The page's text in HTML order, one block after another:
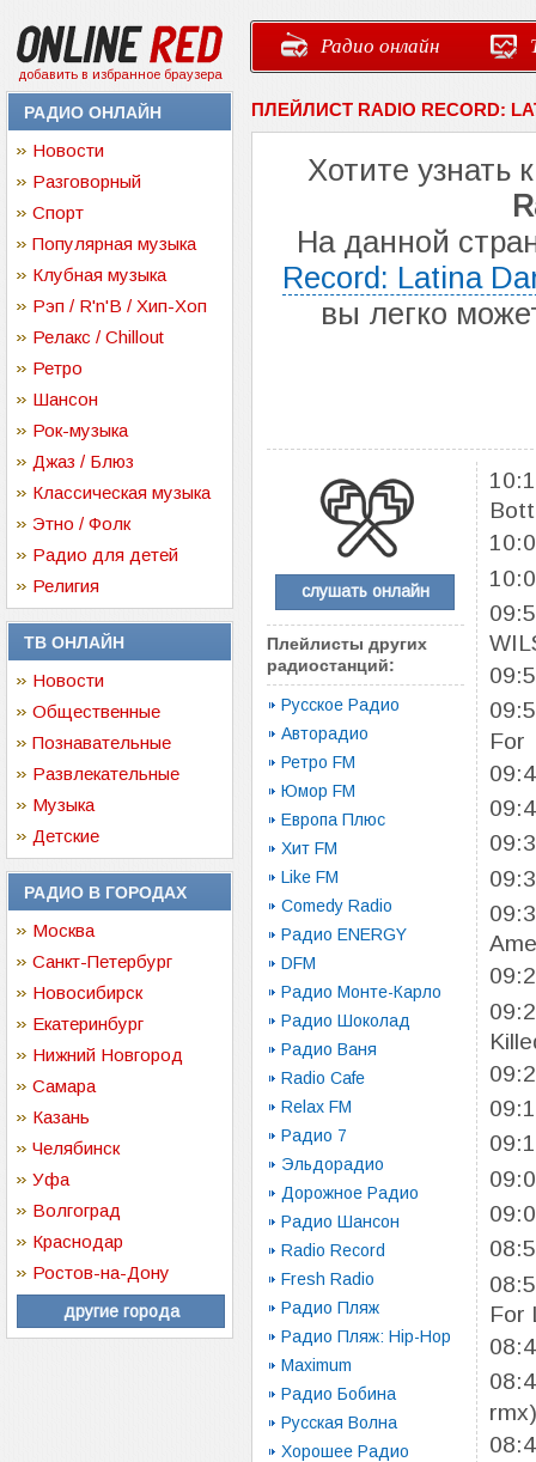
добавить в избранное браузера
Радио онлайн
РАДИО ОНЛАЙН
Новости
Разговорный
Спорт
Популярная музыка
Клубная музыка
Рэп / R'n'B / Хип-Хоп
Релакс / Chillout
Ретро
Шансон
Рок-музыка
Джаз / Блюз
Классическая музыка
Этно / Фолк
Радио для детей
Религия
ТВ ОНЛАЙН
Новости
Общественные
Познавательные
Развлекательные
Музыка
Детские
РАДИО В ГОРОДАХ
Москва
Санкт-Петербург
Новосибирск
Екатеринбург
Нижний Новгород
Самара
Казань
Челябинск
Уфа
Волгоград
Краснодар
Ростов-на-Дону
другие города
ПЛЕЙЛИСТ RADIO RECORD:
Хотите узнать
На данной
Record: Latina
вы легко
слушать онлайн
Плейлисты других
радиостанций:
Русское Радио
Авторадио
Ретро FM
Юмор FM
Европа Плюс
Хит FM
Like FM
Comedy Radio
Радио ENERGY
DFM
Радио Монте-Карло
Радио Шоколад
Радио Ваня
Radio Cafe
Relax FM
Радио 7
Эльдорадио
Дорожное Радио
Радио Шансон
Radio Record
Fresh Radio
Радио Пляж
Радио Пляж: Hip-Hop
Maximum
Радио Бобина
Русская Волна
Хорошее Радио
For
For
rmx)